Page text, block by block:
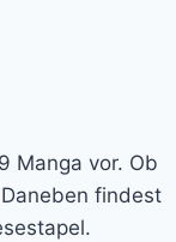
Manga vor. Ob
findest